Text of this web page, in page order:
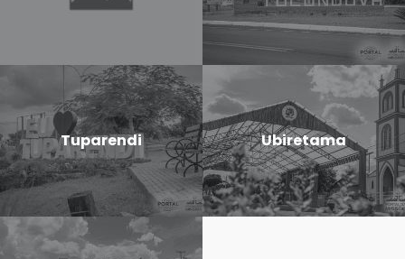
Tuparendi Ubiretama